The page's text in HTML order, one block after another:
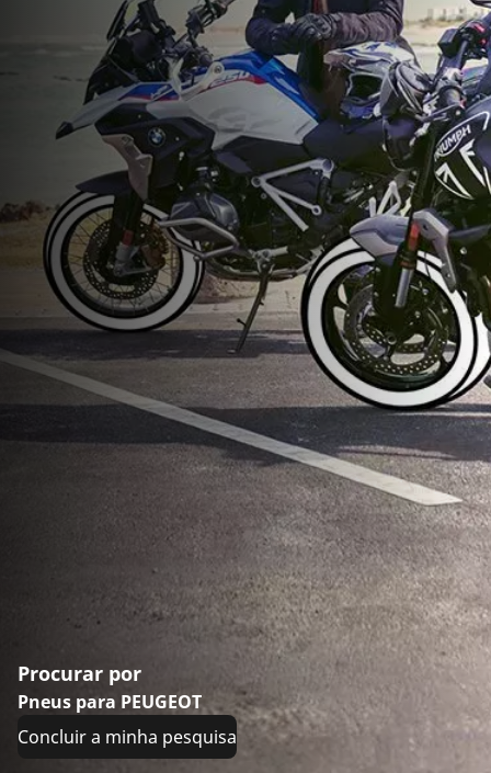
Procurar por
Pneus para PEUGEOT
Concluir a minha pesquisa